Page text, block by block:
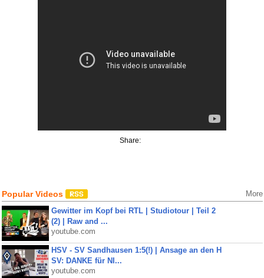
Share:
Popular Videos More
Gewitter im Kopf bei RTL | Studiotour | Teil 2
(2) | Raw and ...
youtube.com
HSV - SV Sandhausen 1:5(!) | Ansage an den H
SV: DANKE für NI...
youtube.com